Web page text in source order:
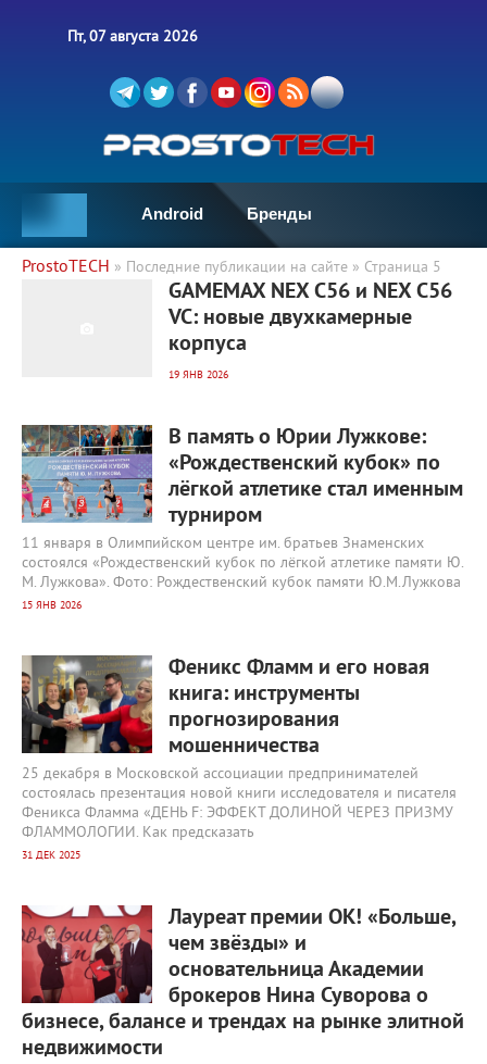
Пт, 07 августа 2026
Android Бренды
ProstoTECH » Последние публикации на сайте » Страница 5
20 765 0
GAMEMAX NEX C56 и NEX C56
VC: новые двухкамерные
корпуса
19 ЯНВ 2026
В память о Юрии Лужкове:
«Рождественский кубок» по
лёгкой атлетике стал именным
турниром
11 января в Олимпийском центре им. братьев Знаменских
состоялся «Рождественский кубок по лёгкой атлетике памяти Ю.
М. Лужкова». Фото: Рождественский кубок памяти Ю.М.Лужкова
15 ЯНВ 2026
Феникс Фламм и его новая
книга: инструменты
прогнозирования
мошенничества
25 декабря в Московской ассоциации предпринимателей
состоялась презентация новой книги исследователя и писателя
Феникса Фламма «ДЕНЬ F: ЭФФЕКТ ДОЛИНОЙ ЧЕРЕЗ ПРИЗМУ
ФЛАММОЛОГИИ. Как предсказать
31 ДЕК 2025
Лауреат премии ОК! «Больше,
чем звёзды» и
основательница Академии
брокеров Нина Суворова о
бизнесе, балансе и трендах на рынке элитной
недвижимости